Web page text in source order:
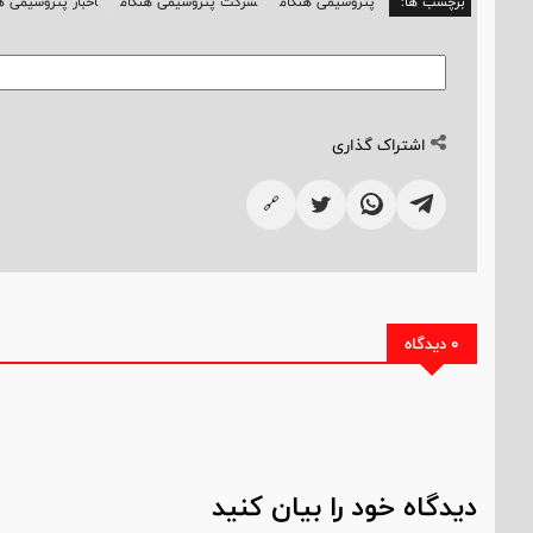
اشتراک گذاری
🔗
0 دیدگاه
دیدگاه خود را بیان کنید